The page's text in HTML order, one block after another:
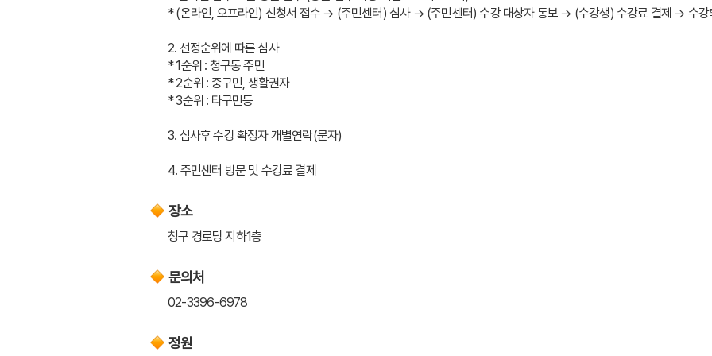
* (온라인, 오프라인) 신청서 접수 → (주민센터) 심사 → (주민센터) 수강 대상자 통보 → (수강생) 수강료 결제 → 수강
2. 선정순위에 따른 심사
* 1순위 : 청구동 주민
* 2순위 : 중구민, 생활권자
* 3순위 : 타구민등
3. 심사후 수강 확정자 개별연락(문자)
4. 주민센터 방문 및 수강료 결제
장소
청구 경로당 지하1층
문의처
02-3396-6978
정원